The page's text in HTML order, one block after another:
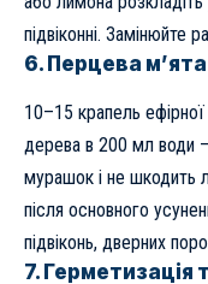
підвіконні. Замінюйте
6. Перцева
10–15 крапель ефірної
дерева в 200 мл води
мурашок і не шкодить
після основного
підвіконь, дверних
7. Герметизація